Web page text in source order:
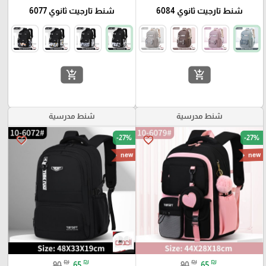
شنط تارجيت ثانوي 6084
add_shopping_cart
شنط تارجيت ثانوي 6077
add_shopping_cart
شنط مدرسية
favorite_border -27%
new
₪ ₪
شنط مدرسية
favorite_border -27%
new
₪ ₪